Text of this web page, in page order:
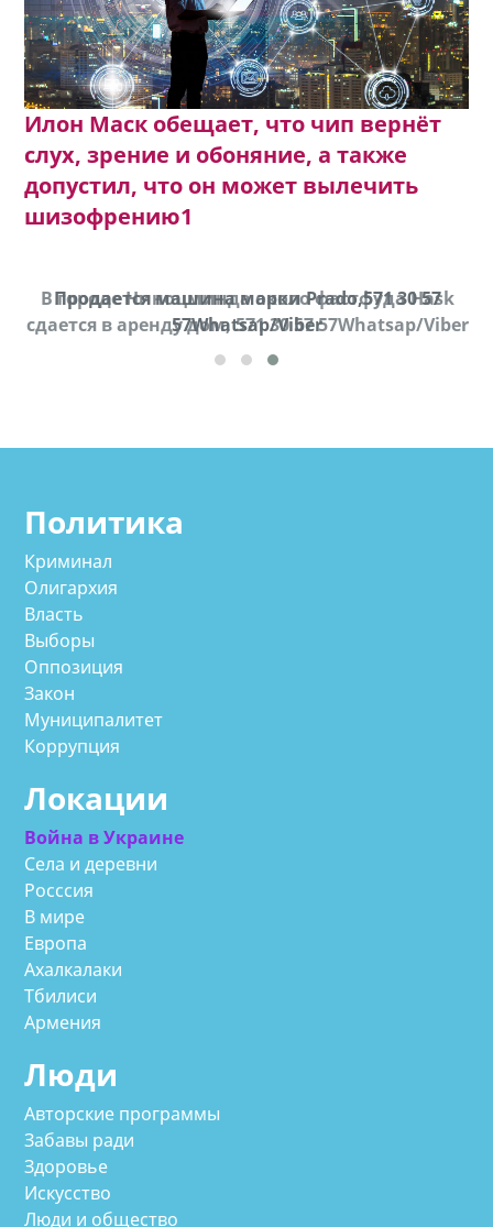
Илон Маск обещает, что чип вернёт
слух, зрение и обоняние, а также
допустил, что он может вылечить
шизофрению1
В городе Ниноцминда около фастфуда Hask
cдается в аренду дом, 571 30 57 57Whatsap/Viber
Продается машина марки Prado,571 30 57
57Whatsap/Viber
Политика
Криминал
Олигархия
Власть
Выборы
Оппозиция
Закон
Муниципалитет
Коррупция
Локации
Война в Украине
Села и деревни
Росссия
В мире
Европа
Ахалкалаки
Тбилиси
Армения
Люди
Авторские программы
Забавы ради
Здоровье
Искусство
Люди и общество